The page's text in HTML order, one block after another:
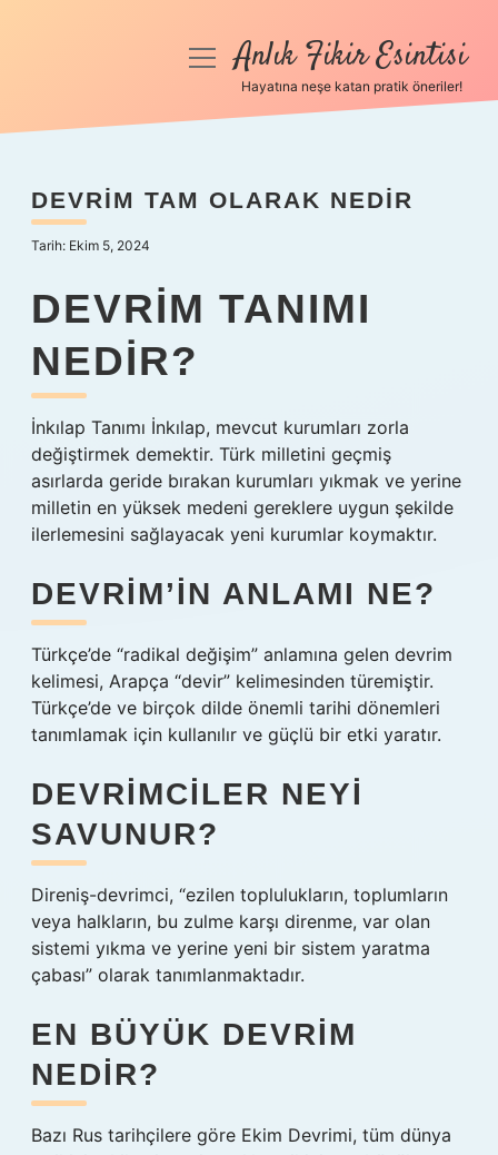
Anasayfa
Yasal Uyarı
menüyüAnlık Fikir Esintisi
Hayatına neşe katan pratik öneriler!
DEVRIM TAM OLARAK NEDIR
Tarih: Ekim 5, 2024
DEVRIM TANIMI
NEDIR?
İnkılap Tanımı İnkılap, mevcut kurumları zorla
değiştirmek demektir. Türk milletini geçmiş
asırlarda geride bırakan kurumları yıkmak ve yerine
milletin en yüksek medeni gereklere uygun şekilde
ilerlemesini sağlayacak yeni kurumlar koymaktır.
DEVRIM’IN ANLAMI NE?
Türkçe’de “radikal değişim” anlamına gelen devrim
kelimesi, Arapça “devir” kelimesinden türemiştir.
Türkçe’de ve birçok dilde önemli tarihi dönemleri
tanımlamak için kullanılır ve güçlü bir etki yaratır.
DEVRIMCILER NEYI
SAVUNUR?
Direniş-devrimci, “ezilen toplulukların, toplumların
veya halkların, bu zulme karşı direnme, var olan
sistemi yıkma ve yerine yeni bir sistem yaratma
çabası” olarak tanımlanmaktadır.
EN BÜYÜK DEVRIM
NEDIR?
Bazı Rus tarihçilere göre Ekim Devrimi, tüm dünya